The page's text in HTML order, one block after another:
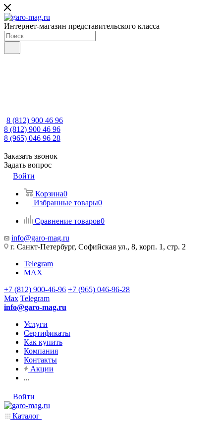
Интернет-магазин представительского класса
8 (812) 900 46 96
8 (812) 900 46 96
8 (965) 046 96 28
Заказать звонок
Задать вопрос
Войти
Корзина0
Избранные товары0
Сравнение товаров0
info@garo-mag.ru
г. Санкт-Петербург, Софийская ул., 8, корп. 1, стр. 2
Telegram
MAX
+7 (812) 900-46-96 +7 (965) 046-96-28
Max Telegram
info@garo-mag.ru
Услуги
Сертификаты
Как купить
Компания
Контакты
Акции
...
Войти
Каталог